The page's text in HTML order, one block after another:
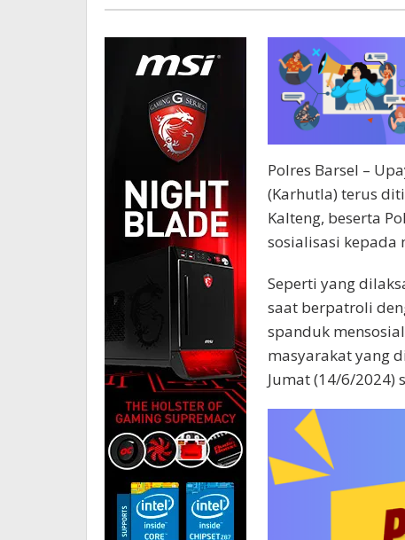
Polres Barsel –
(Karhutla) terus
Kalteng, beserta
sosialisasi kepada
Seperti yang
saat berpatroli
spanduk
masyarakat yang
Jumat (14/6/2024)